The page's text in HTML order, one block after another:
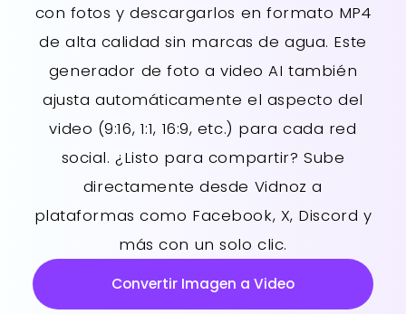
con fotos y descargarlos en formato MP4
de alta calidad sin marcas de agua. Este
generador de foto a video AI también
ajusta automáticamente el aspecto del
video (9:16, 1:1, 16:9, etc.) para cada red
social. ¿Listo para compartir? Sube
directamente desde Vidnoz a
plataformas como Facebook, X, Discord y
más con un solo clic.
Convertir Imagen a Video